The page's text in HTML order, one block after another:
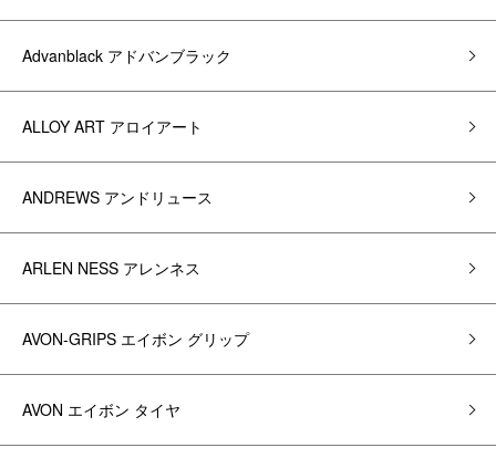
Advanblack アドバンブラック
ALLOY ART アロイアート
ANDREWS アンドリュース
ARLEN NESS アレンネス
AVON-GRIPS エイボン グリップ
AVON エイボン タイヤ